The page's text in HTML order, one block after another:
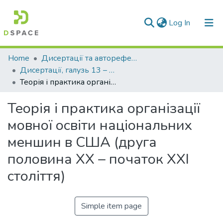
Log In (current)
Communities & Collections
All of DSpace
Home
Дисертації та автореферати дисертацій
Дисертації, галузь 13 – Педагогічні науки
Теорія і практика організації мовної освіти національних меншин в США (друга половина ХХ – початок ХХІ століття)
Теорія і практика організації
мовної освіти національних
меншин в США (друга
половина ХХ – початок ХХІ
століття)
Simple item page